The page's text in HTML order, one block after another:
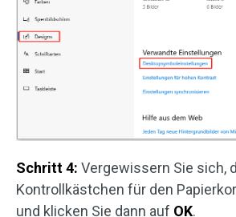
Schritt 4: Vergewissern Sie sich,
Kontrollkästchen für den
und klicken Sie dann auf OK.